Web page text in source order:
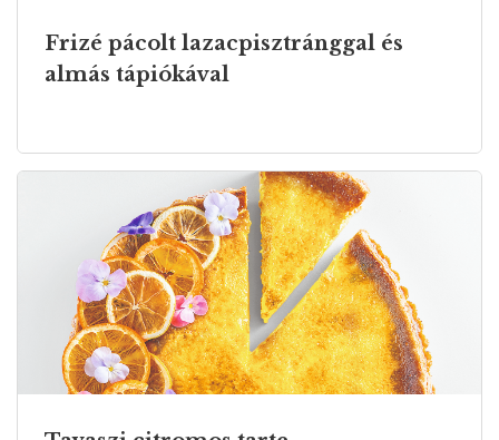
Frizé pácolt lazacpisztránggal és
almás tápiókával